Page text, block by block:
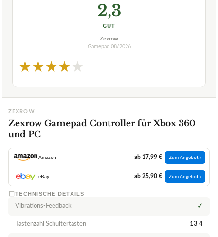
2,3
GUT
Zexrow
Gamepad 08/2026
★★★★★
ZEXROW
Zexrow Gamepad Controller für Xbox 360
und PC
Amazon ab 17,99 € Zum Angebot »
eBay ab 25,90 € Zum Angebot »
TECHNISCHE DETAILS
Vibrations-Feedback ✓
Tastenzahl Schultertasten 13 4